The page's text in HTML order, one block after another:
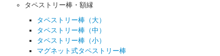
タペストリー棒・額縁
タペストリー棒（大）
タペストリー棒（中）
タペストリー棒（小）
マグネット式タペストリー棒